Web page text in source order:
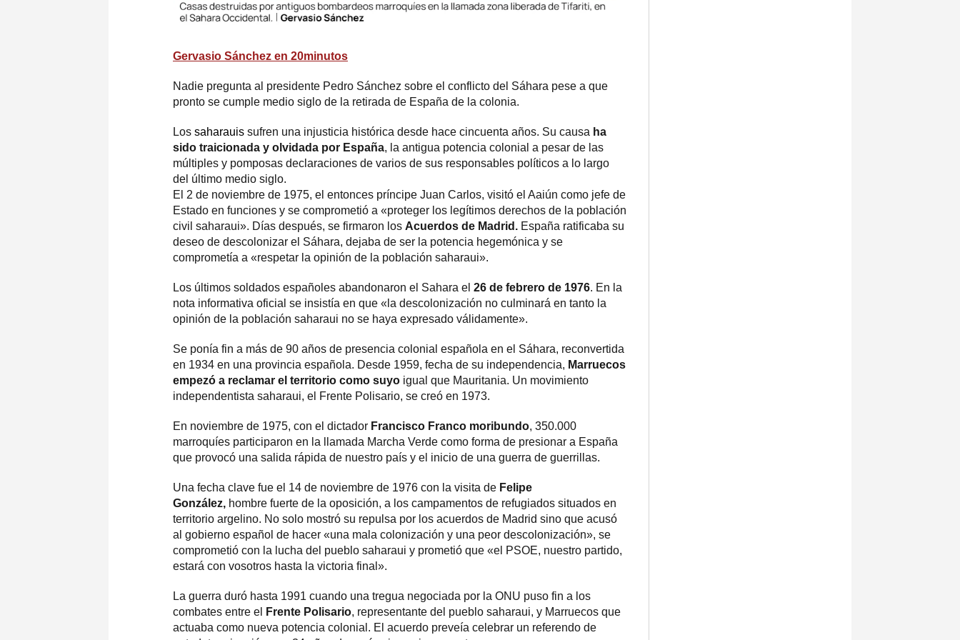
Gervasio Sánchez en 20minutos
Nadie pregunta al presidente Pedro Sánchez sobre el conflicto del Sáhara pese a que
pronto se cumple medio siglo de la retirada de España de la colonia.
Los saharauis sufren una injusticia histórica desde hace cincuenta años. Su causa ha
sido traicionada y olvidada por España, la antigua potencia colonial a pesar de las
múltiples y pomposas declaraciones de varios de sus responsables políticos a lo largo
del último medio siglo.
El 2 de noviembre de 1975, el entonces príncipe Juan Carlos, visitó el Aaiún como jefe de
Estado en funciones y se comprometió a «proteger los legítimos derechos de la población
civil saharaui». Días después, se firmaron los Acuerdos de Madrid. España ratificaba su
deseo de descolonizar el Sáhara, dejaba de ser la potencia hegemónica y se
comprometía a «respetar la opinión de la población saharaui».
Los últimos soldados españoles abandonaron el Sahara el 26 de febrero de 1976. En la
nota informativa oficial se insistía en que «la descolonización no culminará en tanto la
opinión de la población saharaui no se haya expresado válidamente».
Se ponía fin a más de 90 años de presencia colonial española en el Sáhara, reconvertida
en 1934 en una provincia española. Desde 1959, fecha de su independencia, Marruecos
empezó a reclamar el territorio como suyo igual que Mauritania. Un movimiento
independentista saharaui, el Frente Polisario, se creó en 1973.
En noviembre de 1975, con el dictador Francisco Franco moribundo, 350.000
marroquíes participaron en la llamada Marcha Verde como forma de presionar a España
que provocó una salida rápida de nuestro país y el inicio de una guerra de guerrillas.
Una fecha clave fue el 14 de noviembre de 1976 con la visita de Felipe
González, hombre fuerte de la oposición, a los campamentos de refugiados situados en
territorio argelino. No solo mostró su repulsa por los acuerdos de Madrid sino que acusó
al gobierno español de hacer «una mala colonización y una peor descolonización», se
comprometió con la lucha del pueblo saharaui y prometió que «el PSOE, nuestro partido,
estará con vosotros hasta la victoria final».
La guerra duró hasta 1991 cuando una tregua negociada por la ONU puso fin a los
combates entre el
Frente Polisario, representante del pueblo saharaui, y Marruecos que
actuaba como nueva potencia colonial. El acuerdo preveía celebrar un referendo de